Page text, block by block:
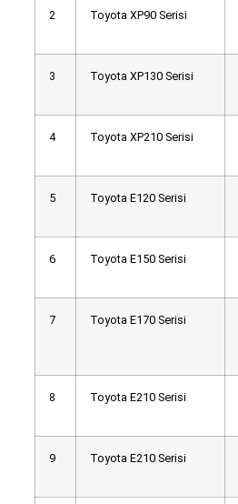
2 Toyota XP90 Serisi
3 Toyota XP130 Serisi
4 Toyota XP210 Serisi
5 Toyota E120 Serisi
6 Toyota E150 Serisi
7 Toyota E170 Serisi
8 Toyota E210 Serisi
9 Toyota E210 Serisi